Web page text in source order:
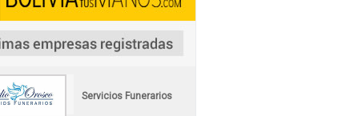
Servicios Funerarios